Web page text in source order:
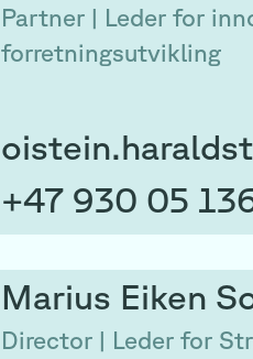
Partner | Leder for
forretningsutvikling
+47 930 05
Marius Eiken
Director | Leder for